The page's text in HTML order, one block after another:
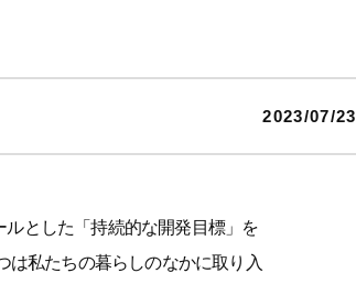
2023/07/23
とした「持続的な開発目標」を
は私たちの暮らしのなかに取り入